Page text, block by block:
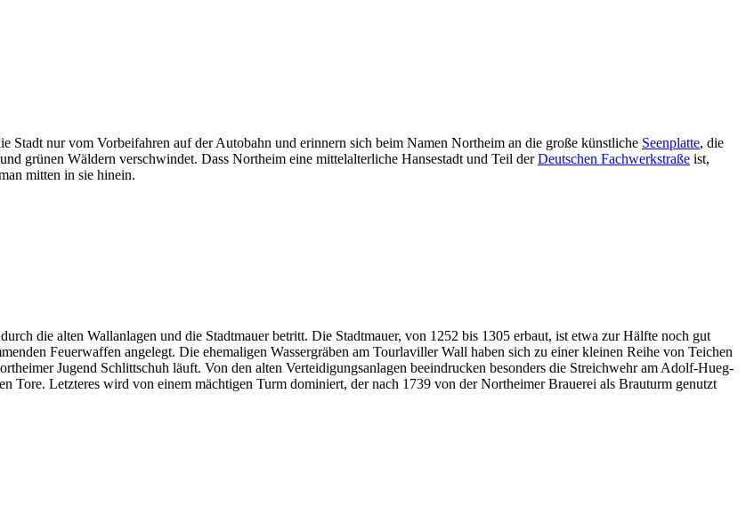
Stadt nur vom Vorbeifahren auf der Autobahn und erinnern sich beim Namen Northeim an die große künstliche Seenplatte, die
grünen Wäldern verschwindet. Dass Northeim eine mittelalterliche Hansestadt und Teil derDeutschen Fachwerkstraße ist,
mitten in sie hinein.
die alten Wallanlagen und die Stadtmauer betritt. Die Stadtmauer, von 1252 bis 1305 erbaut, ist etwa zur Hälfte noch gut
Feuerwaffen angelegt. Die ehemaligen Wassergräben am Tourlaviller Wall haben sich zu einer kleinen Reihe von Teichen
Jugend Schlittschuh läuft. Von den alten Verteidigungsanlagen beeindrucken besonders die Streichwehr am Adolf-Hueg-
Letzteres wird von einem mächtigen Turm dominiert, der nach 1739 von der Northeimer Brauerei als Brauturm genutzt